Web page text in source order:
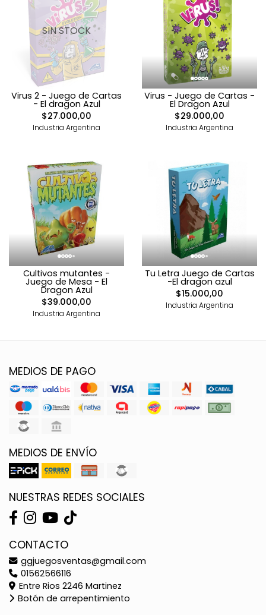
SIN STOCK
Virus 2 - Juego de Cartas
- El dragon Azul
$27.000,00
Industria Argentina
Virus - Juego de Cartas -
El Dragon Azul
$29.000,00
Industria Argentina
Cultivos mutantes -
Juego de Mesa - El
Dragon Azul
$39.000,00
Industria Argentina
Tu Letra Juego de Cartas
-El dragon azul
$15.000,00
Industria Argentina
MEDIOS DE PAGO
MEDIOS DE ENVÍO
NUESTRAS REDES SOCIALES
CONTACTO
ggjuegosventas@gmail.com
01562566116
Entre Rios 2246 Martinez
Botón de arrepentimiento